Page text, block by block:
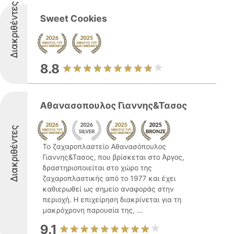
Διακριθέντες Sweet Cookies
8.8
Διακριθέντες
Αθανασοπουλος Γιαννης&Τασος
Το ζαχαροπλαστείο Αθανασόπουλος
Γιαννης&Τασος, που βρίσκεται στο Άργος,
δραστηριοποιείται στο χώρο της
ζαχαροπλαστικής από το 1977 και έχει
καθιερωθεί ως σημείο αναφοράς στην
περιοχή. Η επιχείρηση διακρίνεται για τη
μακρόχρονη παρουσία της, ...
9.1